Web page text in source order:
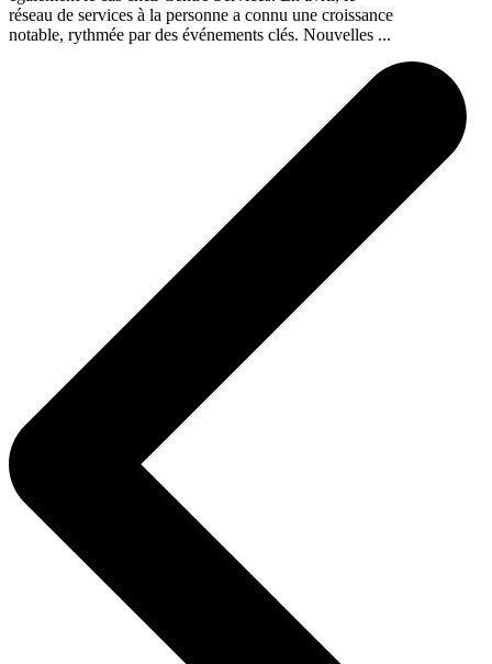
réseau de services à la personne a connu une croissance
notable, rythmée par des événements clés. Nouvelles ...